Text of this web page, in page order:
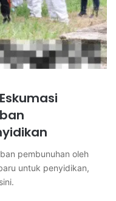
pembunuhan oleh
untuk penyidikan,